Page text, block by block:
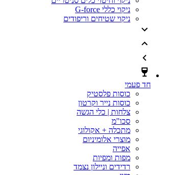
ניקוי כללי G-force
ניקוי שטיחים וריפודים
חד פעמי
כוסות פלסטיק
כוסות נייר וקרטון
צלחות | כלי הגשה
סכו"מ
מתכלה + אקולוגי
מוצרי אלומיניום
אפייה
מפות ומפיות
רדידים וניילון נצמד